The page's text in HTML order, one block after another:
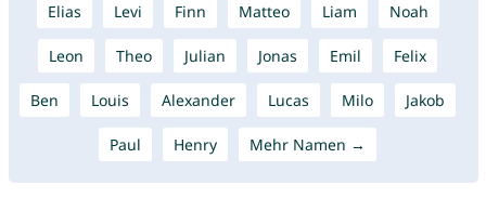
Elias Levi Finn Matteo Liam Noah
Leon Theo Julian Jonas Emil Felix
Ben Louis Alexander Lucas Milo Jakob
Paul Henry Mehr Namen →